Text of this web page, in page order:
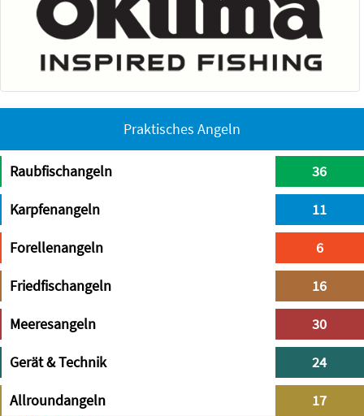
Praktisches Angeln
Raubfischangeln 36
Karpfenangeln 11
Forellenangeln 6
Friedfischangeln 16
Meeresangeln 30
Gerät & Technik 24
Allroundangeln
17